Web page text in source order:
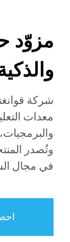
مزوّد
شركة
معدات
وتُصدر
في مجال